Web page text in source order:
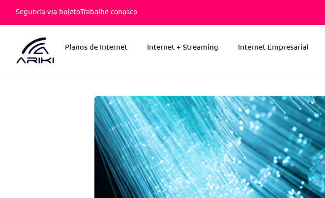
Segunda via boletoTrabalhe conosco
Planos de Internet Internet + Streaming Internet Empresarial